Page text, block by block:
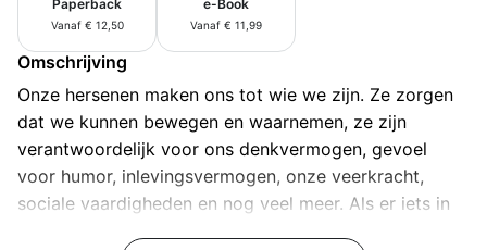
Paperback
Vanaf € 12,50
e-Book
Vanaf € 11,99
Omschrijving
Onze hersenen maken ons tot wie we zijn. Ze zorgen
dat we kunnen bewegen en waarnemen, ze zijn
verantwoordelijk voor ons denkvermogen, gevoel
voor humor, inlevingsvermogen, onze veerkracht,
sociale vaardigheden en nog veel meer. Als er iets in